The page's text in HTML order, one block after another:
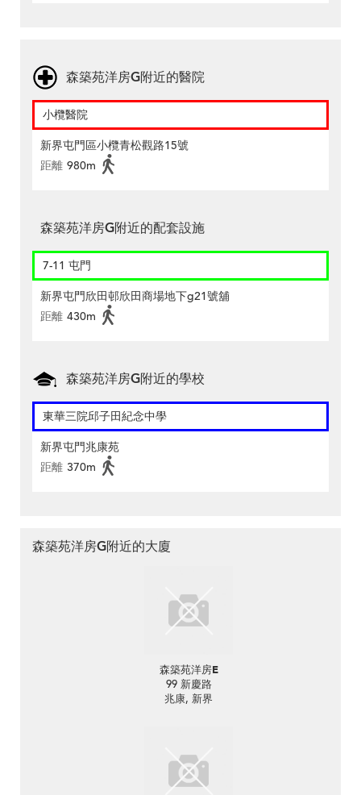
森築苑洋房G附近的醫院
小欖醫院
新界屯門區小欖青松觀路15號
距離 980m
森築苑洋房G附近的配套設施
7-11 屯門
新界屯門欣田邨欣田商場地下g21號舖
距離 430m
森築苑洋房G附近的學校
東華三院邱子田紀念中學
新界屯門兆康苑
距離 370m
森築苑洋房G附近的大廈
森築苑洋房E
99 新慶路
兆康, 新界